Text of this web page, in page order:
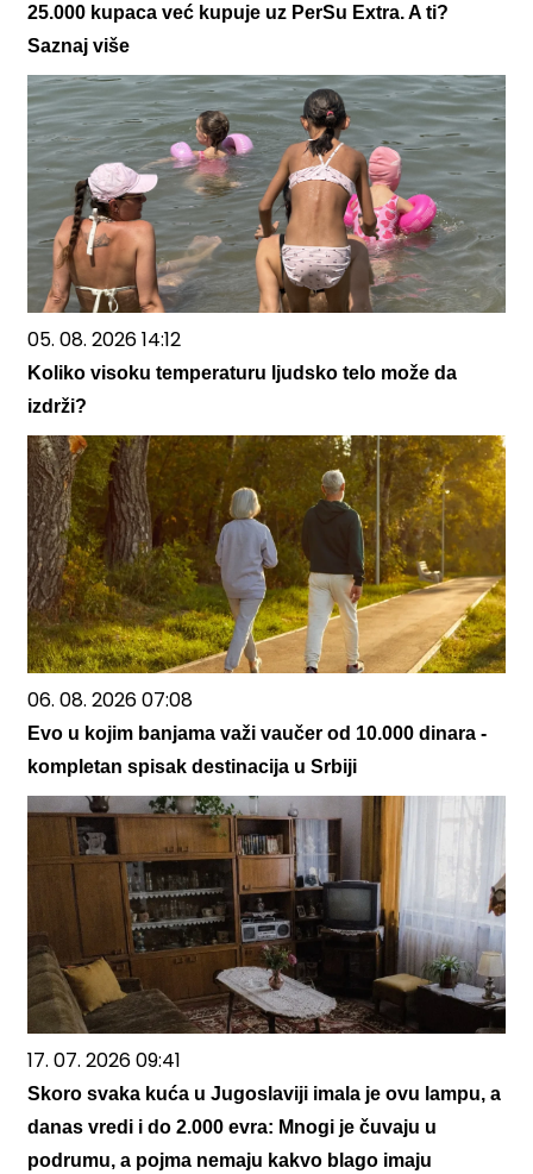
25.000 kupaca već kupuje uz PerSu Extra. A ti?
Saznaj više
05. 08. 2026 14:12
Koliko visoku temperaturu ljudsko telo može da
izdrži?
06. 08. 2026 07:08
Evo u kojim banjama važi vaučer od 10.000 dinara -
kompletan spisak destinacija u Srbiji
17. 07. 2026 09:41
Skoro svaka kuća u Jugoslaviji imala je ovu lampu, a
danas vredi i do 2.000 evra: Mnogi je čuvaju u
podrumu, a pojma nemaju kakvo blago imaju